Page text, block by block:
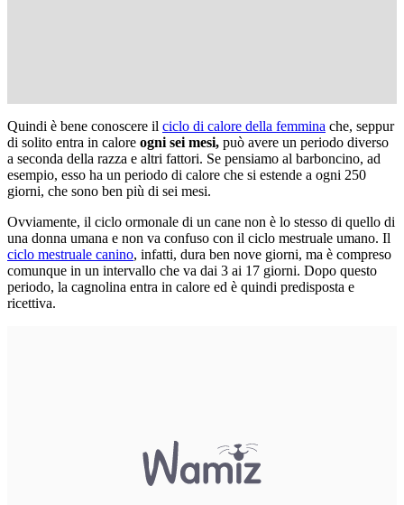
Quindi è bene conoscere il ciclo di calore della femmina che, seppur
di solito entra in calore ogni sei mesi, può avere un periodo diverso
a seconda della razza e altri fattori. Se pensiamo al barboncino, ad
esempio, esso ha un periodo di calore che si estende a ogni 250
giorni, che sono ben più di sei mesi.
Ovviamente, il ciclo ormonale di un cane non è lo stesso di quello di
una donna umana e non va confuso con il ciclo mestruale umano. Il
ciclo mestruale canino, infatti, dura ben nove giorni, ma è compreso
comunque in un intervallo che va dai 3 ai 17 giorni. Dopo questo
periodo, la cagnolina entra in calore ed è quindi predisposta e
ricettiva.